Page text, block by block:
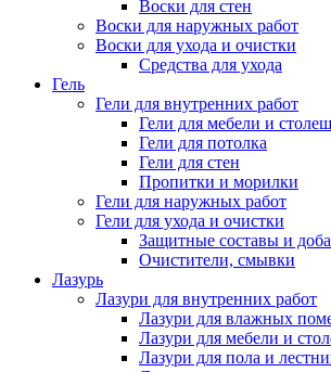
Воски для стен
Воски для наружных работ
Воски для ухода и очистки
Средства для ухода
Гель
Гели для внутренних работ
Гели для мебели и
Гели для потолка
Гели для стен
Пропитки и морилки
Гели для наружных работ
Гели для ухода и очистки
Защитные составы и
Очистители, смывки
Лазурь
Лазури для внутренних работ
Лазури для влажных
Лазури для мебели и
Лазури для пола и